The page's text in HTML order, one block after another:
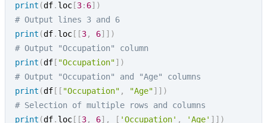
print (df. loc [3: 6] )
# Output lines 3 and 6
print (df. loc [ [3, 6] ] )
# Output "Occupation" column
print (df [ "Occupation"] )
# Output "Occupation" and "Age" columns
print (df [ [ "Occupation" , "Age"] ] )
# Selection of multiple rows and columns
print (df. loc [ [3, 6] , [ 'Occupation' , 'Age' ] ] )